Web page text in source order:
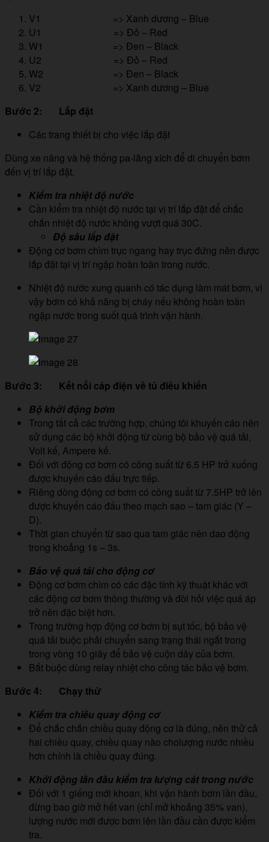
V1 => Xanh dương – Blue
U1 => Đỏ – Red
W1 => Đen – Black
U2 => Đỏ – Red
W2 => Đen – Black
V2 => Xanh dương – Blue
Bước 2: Lắp đặt
Các trang thiết bị cho việc lắp đặt
Dùng xe nâng và hệ thống pa-lăng xích để di chuyển bơm
đến vị trí lắp đặt.
Kiểm tra nhiệt độ nước
Cần kiểm tra nhiệt độ nước tại vị trí lắp đặt để chắc
chắn nhiệt độ nước không vượt quá 30C.
Độ sâu lắp đặt
Động cơ bơm chìm trục ngang hay trục đứng nên được
lắp đặt tại vị trí ngập hoàn toàn trong nước.
Nhiệt độ nước xung quanh có tác dụng làm mát bơm, vì
vậy bơm có khả năng bị cháy nếu không hoàn toàn
ngập nước trong suốt quá trình vận hành.
Bước 3: Kết nối cáp điện về tủ điều khiển
Bộ khởi động bơm
Trong tất cả các trường hợp, chúng tôi khuyến cáo nên
sử dụng các bộ khởi động từ cùng bộ bảo vệ quá tải,
Volt kế, Ampere kế.
Đối với động cơ bơm có công suất từ 6.5 HP trở xuống
được khuyến cáo đấu trực tiếp.
Riêng dòng động cơ bơm có công suất từ 7.5HP trở lên
được khuyến cáo đấu theo mạch sao – tam giác (Y –
D).
Thời gian chuyển từ sao qua tam giác nên dao động
trong khoảng 1s – 3s.
Bảo vệ quá tải cho động cơ
Động cơ bơm chìm có các đặc tính kỹ thuật khác với
các động cơ bơm thông thường và đòi hỏi việc quá áp
trở nên đặc biệt hơn.
Trong trường hợp động cơ bơm bị sụt tốc, bộ bảo vệ
quá tải buộc phải chuyển sang trạng thái ngắt trong
trong vòng 10 giây để bảo vệ cuộn dây của bơm.
Bắt buộc dùng relay nhiệt cho công tác bảo vệ bơm.
Bước 4: Chạy thử
Kiểm tra chiều quay động cơ
Để chắc chắn chiều quay động cơ là đúng, nên thử cả
hai chiều quay, chiều quay nào cholượng nước nhiều
hơn chính là chiều quay đúng.
Khởi động lần đầu kiểm tra lượng cát trong nước
Đối với 1 giếng mới khoan, khi vận hành bơm lần đầu,
đừng bao giờ mở hết van (chỉ mở khoảng 35% van),
lượng nước mới được bơm lên lần đầu cần được kiểm
tra.